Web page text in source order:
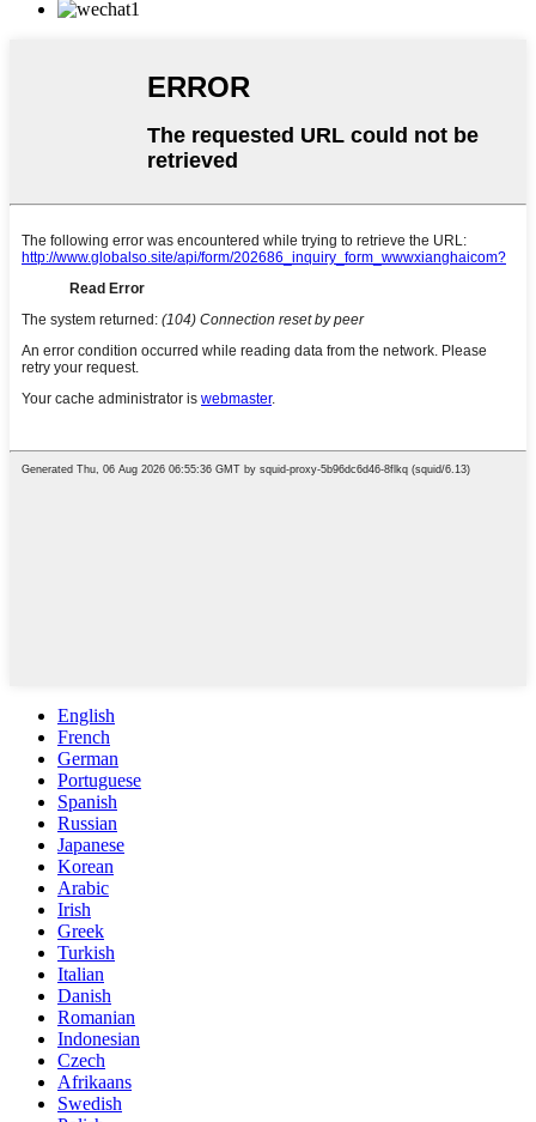
English
French
German
Portuguese
Spanish
Russian
Japanese
Korean
Arabic
Irish
Greek
Turkish
Italian
Danish
Romanian
Indonesian
Czech
Afrikaans
Swedish